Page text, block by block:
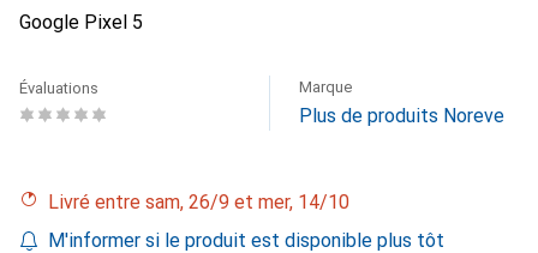
Google Pixel 5
Évaluations Marque
Plus de produits Noreve
Livré entre sam, 26/9 et mer, 14/10
M'informer si le produit est disponible plus tôt